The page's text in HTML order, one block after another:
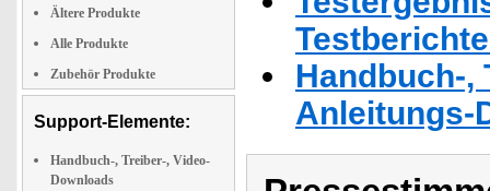
Ältere Produkte
Alle Produkte
Zubehör Produkte
Support-Elemente:
Handbuch-, Treiber-, Video-
Downloads
Handbuch-,
Anleitungs-